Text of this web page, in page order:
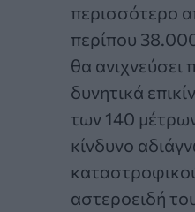
περισσότερο
περίπου
θα
δυνητικά
των 140
κίνδυνο
αστεροειδή